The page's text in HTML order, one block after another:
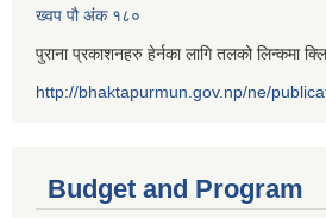
ख्वप पौ अंक १८०
पुराना प्रकाशनहरु हेर्नका लागि तलको लिन्कमा
http://bhaktapurmun.gov.np/ne/
Budget and Program